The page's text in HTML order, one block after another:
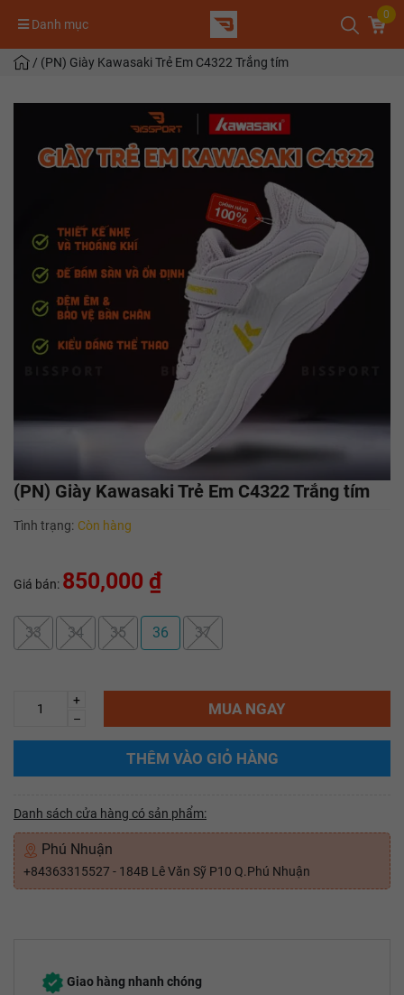
Danh mục
0
/ (PN) Giày Kawasaki Trẻ Em C4322 Trắng tím
(PN) Giày Kawasaki Trẻ Em C4322 Trắng tím
Tình trạng: Còn hàng
Giá bán: 850,000 ₫
33 34 35 36 37
+
–
MUA NGAY
THÊM VÀO GIỎ HÀNG
Danh sách cửa hàng có sản phẩm:
Phú Nhuận
+84363315527 - 184B Lê Văn Sỹ P10 Q.Phú Nhuận
Giao hàng nhanh chóng